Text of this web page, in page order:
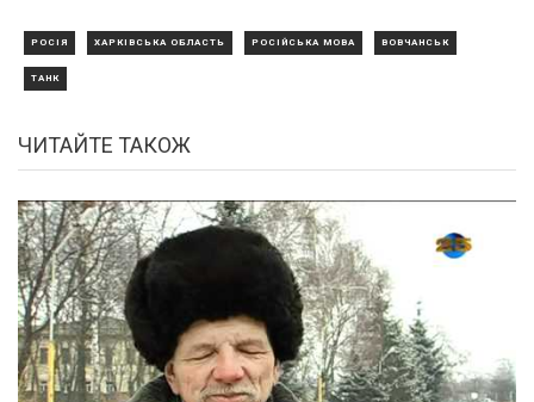
РОСІЯ ХАРКІВСЬКА ОБЛАСТЬ РОСІЙСЬКА МОВА ВОВЧАНСЬК
ТАНК
ЧИТАЙТЕ ТАКОЖ